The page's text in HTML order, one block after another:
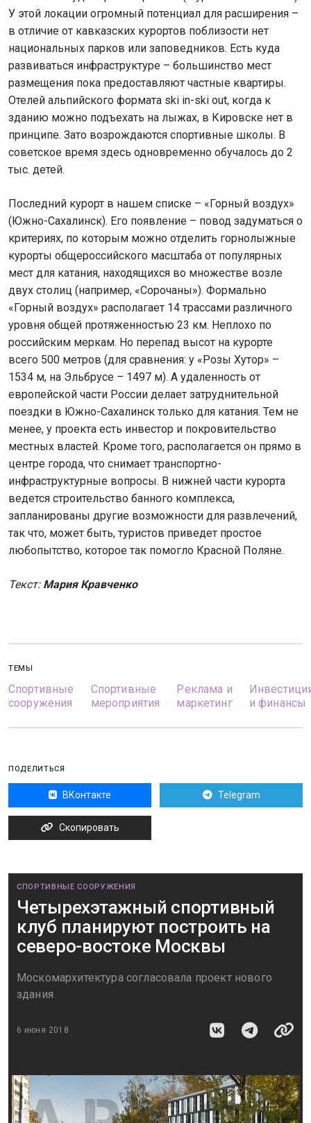
У этой локации огромный потенциал для расширения –
в отличие от кавказских курортов поблизости нет
национальных парков или заповедников. Есть куда
развиваться инфраструктуре – большинство мест
размещения пока предоставляют частные квартиры.
Отелей альпийского формата ski in-ski out, когда к
зданию можно подъехать на лыжах, в Кировске нет в
принципе. Зато возрождаются спортивные школы. В
советское время здесь одновременно обучалось до 2
тыс. детей.
Последний курорт в нашем списке – «Горный воздух»
(Южно-Сахалинск). Его появление – повод задуматься о
критериях, по которым можно отделить горнолыжные
курорты общероссийского масштаба от популярных
мест для катания, находящихся во множестве возле
двух столиц (например, «Сорочаны»). Формально
«Горный воздух» располагает 14 трассами различного
уровня общей протяженностью 23 км. Неплохо по
российским меркам. Но перепад высот на курорте
всего 500 метров (для сравнения: у «Розы Хутор» –
1534 м, на Эльбрусе – 1497 м). А удаленность от
европейской части России делает затруднительной
поездки в Южно-Сахалинск только для катания. Тем не
менее, у проекта есть инвестор и покровительство
местных властей. Кроме того, располагается он прямо в
центре города, что снимает транспортно-
инфраструктурные вопросы. В нижней части курорта
ведется строительство банного комплекса,
запланированы другие возможности для развлечений,
так что, может быть, туристов приведет простое
любопытство, которое так помогло Красной Поляне.
Текст: Мария Кравченко
ТЕМЫ
Спортивные
сооружения
Спортивные
мероприятия
Реклама и
маркетинг
и финансы
ПОДЕЛИТЬСЯ
ВКонтакте Telegram
Скопировать
СПОРТИВНЫЕ СООРУЖЕНИЯ
Четырехэтажный спортивный
клуб планируют построить на
северо-востоке Москвы
Москомархитектура согласовала проект нового
здания
6 июня 2018